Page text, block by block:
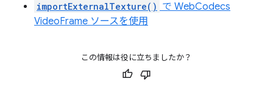
importExternalTexture() で WebCodecs
VideoFrame ソースを使用
この情報は役に立ちましたか？